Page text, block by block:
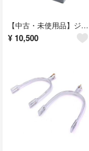
【中古・未使用品】ジェックス メガパワー6090 GEX 60～90cm水槽用 フィルター アクアリウム
¥ 10,500